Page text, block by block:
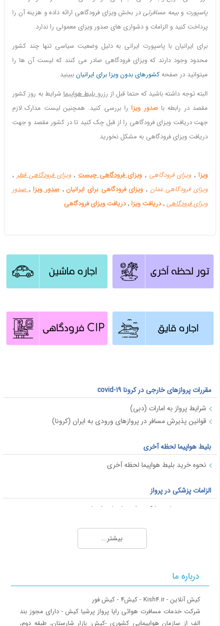
پاسپورت وبیمه مسافرتیدر بخش ویزای فرودگاهی ارائه داده و هزینه آن را
پرداخت کنید و الزامات و دشواری های صدور ویزای معمولی را ندارد.
برای ایرانیان با پاسپورت ایرانی به دلیل وضعیت سیاسی تنها چند کشور
محدود وجود دارند که ویزای فرودگاهی صادر می کنند که لیست آن ها را
میتوانید در صفحهکشورهای بدون ویزا برای ایرانیانببینید.
البته توجه داشته باشید که حتما قبل از رزروبلیط هواپیماشرایط به روز کشور
مقصد در رابطه باصدور ویزارا بررسی کنید. همچنین لیست مدارک لازم
جهت دریافت ویزای فرودگاهی را از قبل چک کنید تا در کشور مقصد و جهت
دریافت ویزای فرودگاهی به مشکل نخورید.
ویزا٬ ویزای فرودگاهی ٬ ویزای فرودگاهی چیست٬ ویزای فرودگاهی قطر
ویزای فرودگاهی عمان
ویزای فرودگاهی برای ایرانیان٬ صدور ویزا٬صدور
ویزای فرودگاهی دریافت ویزا دریافت ویزای فرودگاهی
مقررات پروازهای خارجی در کرونا covid-19
شرایط پرواز به امارات (دبی)
قوانین پذیرش مسافر در پروازهای ورودی به ایران (کرونا)
بلیط هواپیما لحظه آخری
نحوه خرید بلیط هواپیما لحظه آخری
الزامات پزشکی در پرواز
محدودیت های پزشکی برای سفر با هواپیما
ویزای شینگن
کشورهای بدون ویزا برای ایرانیان
بیشتر...
درباره ما
‎کیش آنلاین - Kish4.ir - کیش4 - کیش فور
‎شرکت خدمات مسافرت هوائی رایا پرواز پرشیا کیش - دارای مجوز بند
الف از سازمان هواپیمایی کشوری ‎-کیش: بازار شارستان، طبقه دوم،